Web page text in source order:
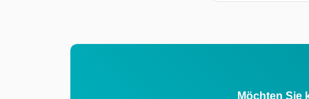
Möchten Sie